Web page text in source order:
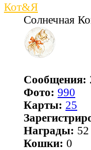
Кот&Я
Солнечная
Сообщения:
Фото: 990
Карты: 25
Награды: 52
Кошки: 0